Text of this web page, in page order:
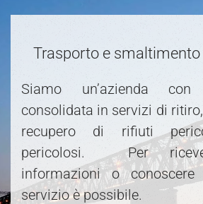
Trasporto e smaltimento
Siamo un’azienda con
consolidata in servizi di
recupero di rifiuti
pericolosi. Per
informazioni o
servizio è possibile.